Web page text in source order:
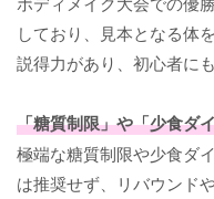
しており、見本となる体
説得力があり、初心者に
「糖質制限」や「少食ダ
極端な糖質制限や少食ダ
は推奨せず、リバウンド